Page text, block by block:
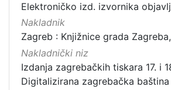
Elektroničko izd. izvornika
Nakladnik
Zagreb : Knjižnice grada
Nakladnički niz
Izdanja zagrebačkih tiskara 17. i
Digitalizirana zagrebačka baština